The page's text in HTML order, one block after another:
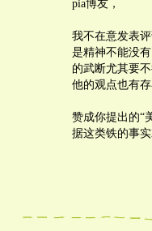
pia博友，
我不在意发表
是精神不能没
的武断尤其要
他的观点也有存
赞成你提出的“
据这类铁的事实